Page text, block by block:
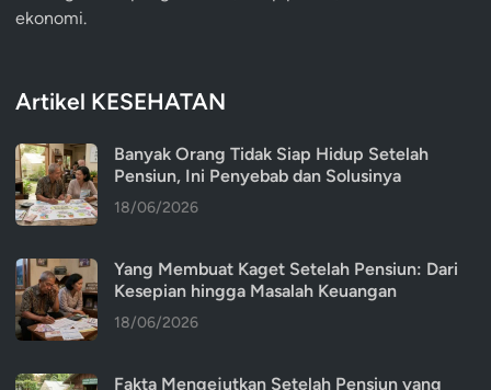
ekonomi.
Artikel KESEHATAN
Banyak Orang Tidak Siap Hidup Setelah
Pensiun, Ini Penyebab dan Solusinya
18/06/2026
Yang Membuat Kaget Setelah Pensiun: Dari
Kesepian hingga Masalah Keuangan
18/06/2026
Fakta Mengejutkan Setelah Pensiun yang